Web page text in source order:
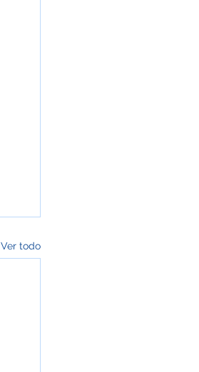
Ver todo